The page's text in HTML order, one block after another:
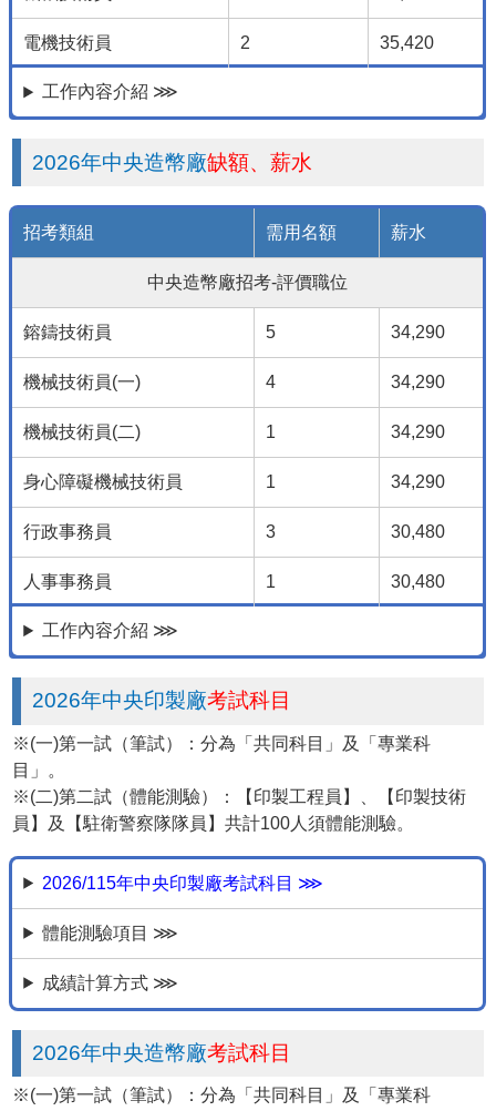
電機技術員 2 35,420
工作內容介紹 ⋙
2026年中央造幣廠缺額、薪水
招考類組 需用名額 薪水
中央造幣廠招考-評價職位
鎔鑄技術員 5 34,290
機械技術員(一) 4 34,290
機械技術員(二) 1 34,290
身心障礙機械技術員 1 34,290
行政事務員 3 30,480
人事事務員 1 30,480
工作內容介紹 ⋙
2026年中央印製廠考試科目
※(一)第一試（筆試）：分為「共同科目」及「專業科
目」。
※(二)第二試（體能測驗）：【印製工程員】、【印製技術
員】及【駐衛警察隊隊員】共計100人須體能測驗。
2026/115年中央印製廠考試科目 ⋙
體能測驗項目 ⋙
成績計算方式 ⋙
2026年中央造幣廠考試科目
※(一)第一試（筆試）：分為「共同科目」及「專業科